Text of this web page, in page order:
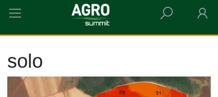
HOME SOLO
solo